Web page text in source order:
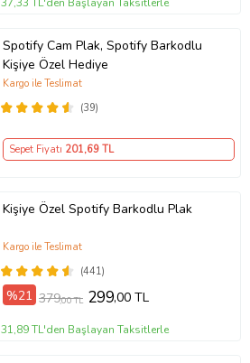
Spotify Cam Plak, Spotify Barkodlu
Kişiye Özel Hediye
(39)
Kargo ile Teslimat
Sepet Fiyatı 201,69 TL
Kişiye Özel Spotify Barkodlu Plak
(441)
Kargo ile Teslimat
%21 379,00 TL 299,00 TL
31,89 TL'den Başlayan Taksitlerle